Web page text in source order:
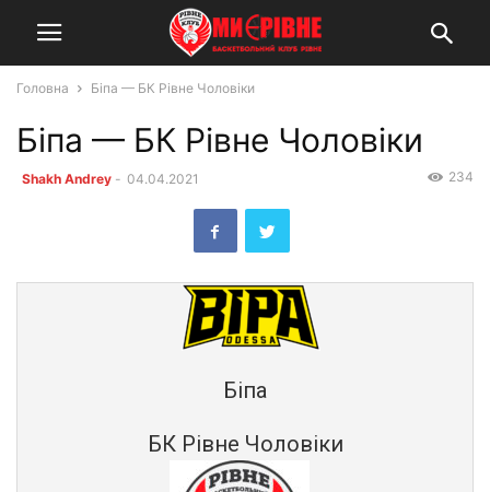
Головна Біпа — БК Рівне Чоловіки
Біпа — БК Рівне Чоловіки
Shakh Andrey - 04.04.2021 234
Біпа
БК Рівне Чоловіки